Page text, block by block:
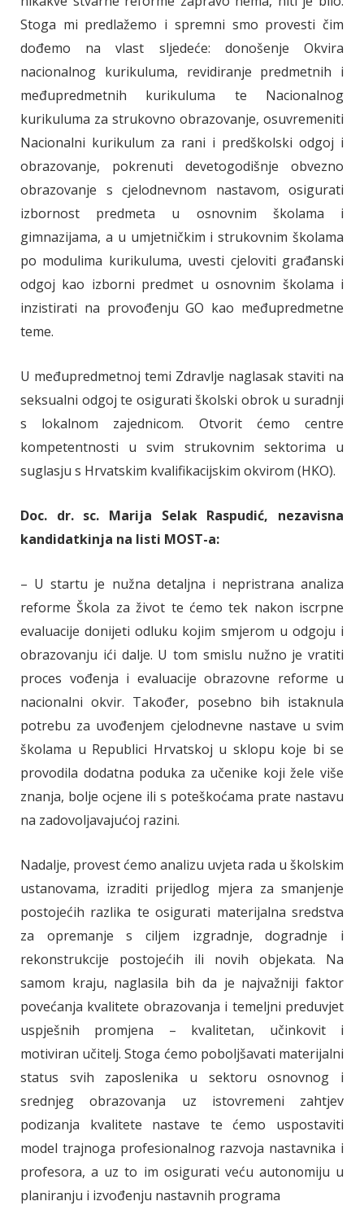
Stoga mi predlažemo i spremni smo provesti čim
dođemo na vlast sljedeće: donošenje Okvira
nacionalnog kurikuluma, revidiranje predmetnih i
međupredmetnih kurikuluma te Nacionalnog
kurikuluma za strukovno obrazovanje, osuvremeniti
Nacionalni kurikulum za rani i predškolski odgoj i
obrazovanje, pokrenuti devetogodišnje obvezno
obrazovanje s cjelodnevnom nastavom, osigurati
izbornost predmeta u osnovnim školama i
gimnazijama, a u umjetničkim i strukovnim školama
po modulima kurikuluma, uvesti cjeloviti građanski
odgoj kao izborni predmet u osnovnim školama i
inzistirati na provođenju GO kao međupredmetne
teme.
U međupredmetnoj temi Zdravlje naglasak staviti na
seksualni odgoj te osigurati školski obrok u suradnji
s lokalnom zajednicom. Otvorit ćemo centre
kompetentnosti u svim strukovnim sektorima u
suglasju s Hrvatskim kvalifikacijskim okvirom (HKO).
Doc. dr. sc. Marija Selak Raspudić, nezavisna
kandidatkinja na listi MOST-a:
– U startu je nužna detaljna i nepristrana analiza
reforme Škola za život te ćemo tek nakon iscrpne
evaluacije donijeti odluku kojim smjerom u odgoju i
obrazovanju ići dalje. U tom smislu nužno je vratiti
proces vođenja i evaluacije obrazovne reforme u
nacionalni okvir. Također, posebno bih istaknula
potrebu za uvođenjem cjelodnevne nastave u svim
školama u Republici Hrvatskoj u sklopu koje bi se
provodila dodatna poduka za učenike koji žele više
znanja, bolje ocjene ili s poteškoćama prate nastavu
na zadovoljavajućoj razini.
Nadalje, provest ćemo analizu uvjeta rada u školskim
ustanovama, izraditi prijedlog mjera za smanjenje
postojećih razlika te osigurati materijalna sredstva
za opremanje s ciljem izgradnje, dogradnje i
rekonstrukcije postojećih ili novih objekata. Na
samom kraju, naglasila bih da je najvažniji faktor
povećanja kvalitete obrazovanja i temeljni preduvjet
uspješnih promjena – kvalitetan, učinkovit i
motiviran učitelj. Stoga ćemo poboljšavati materijalni
status svih zaposlenika u sektoru osnovnog i
srednjeg obrazovanja uz istovremeni zahtjev
podizanja kvalitete nastave te ćemo uspostaviti
model trajnoga profesionalnog razvoja nastavnika i
profesora, a uz to im osigurati veću autonomiju u
planiranju i izvođenju nastavnih programa